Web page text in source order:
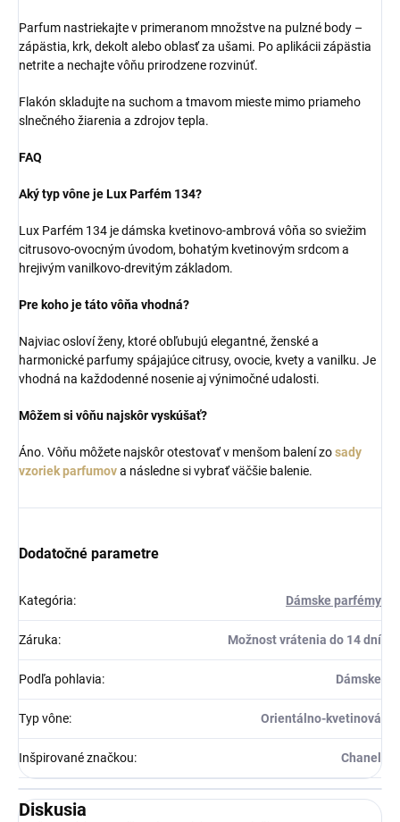
Parfum nastriekajte v primeranom množstve na pulzné body –
zápästia, krk, dekolt alebo oblasť za ušami. Po aplikácii zápästia
netrite a nechajte vôňu prirodzene rozvinúť.
Flakón skladujte na suchom a tmavom mieste mimo priameho
slnečného žiarenia a zdrojov tepla.
FAQ
Aký typ vône je Lux Parfém 134?
Lux Parfém 134 je dámska kvetinovo-ambrová vôňa so sviežim
citrusovo-ovocným úvodom, bohatým kvetinovým srdcom a
hrejivým vanilkovo-drevitým základom.
Pre koho je táto vôňa vhodná?
Najviac osloví ženy, ktoré obľubujú elegantné, ženské a
harmonické parfumy spájajúce citrusy, ovocie, kvety a vanilku. Je
vhodná na každodenné nosenie aj výnimočné udalosti.
Môžem si vôňu najskôr vyskúšať?
Áno. Vôňu môžete najskôr otestovať v menšom balení zosady
vzoriek parfumova následne si vybrať väčšie balenie.
Dodatočné parametre
Kategória: Dámske parfémy
Záruka: Možnost vrátenia do 14 dní
Podľa pohlavia: Dámske
Typ vône: Orientálno-kvetinová
Inšpirované značkou: Chanel
Diskusia